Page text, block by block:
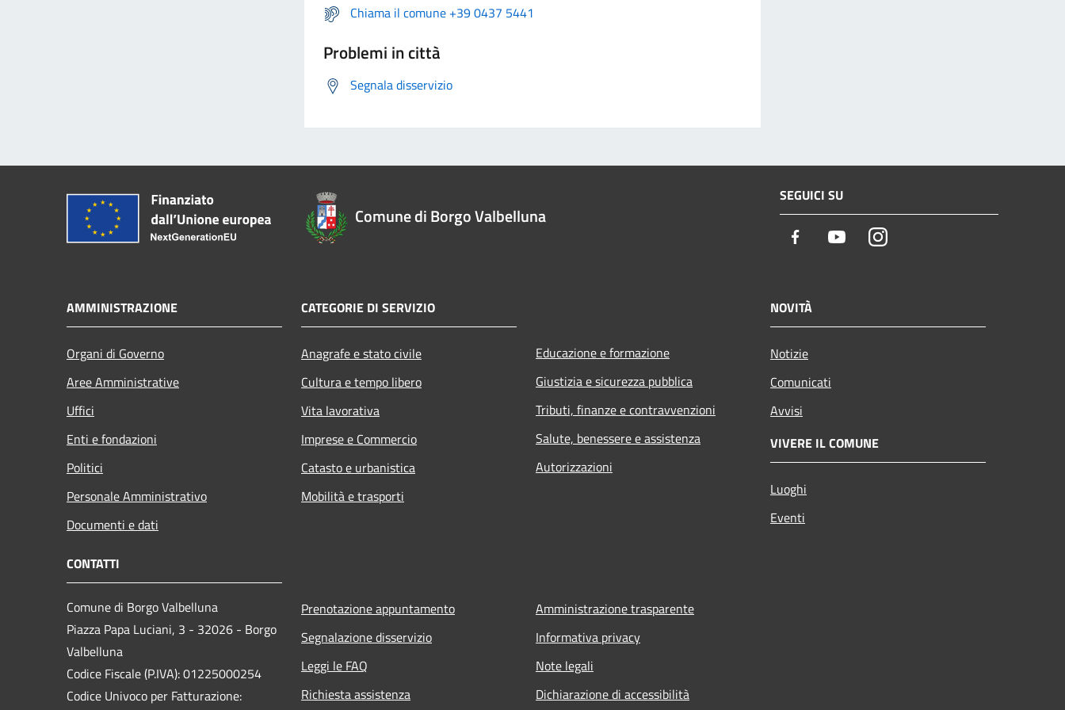
Chiama il comune +39 0437 5441
Problemi in città
Segnala disservizio
Comune di Borgo Valbelluna
SEGUICI SU
Facebook YoutubeInstagram
AMMINISTRAZIONE
Organi di Governo
Aree Amministrative
Uffici
Enti e fondazioni
Politici
Personale Amministrativo
Documenti e dati
CATEGORIE DI SERVIZIO
Anagrafe e stato civile
Cultura e tempo libero
Vita lavorativa
Imprese e Commercio
Catasto e urbanistica
Mobilità e trasporti
Educazione e formazione
Giustizia e sicurezza pubblica
Tributi, finanze e contravvenzioni
Salute, benessere e assistenza
Autorizzazioni
NOVITÀ
Notizie
Comunicati
Avvisi
VIVERE IL COMUNE
Luoghi
Eventi
CONTATTI
Comune di Borgo Valbelluna
Piazza Papa Luciani, 3 - 32026 - Borgo
Valbelluna
Codice Fiscale (P.IVA): 01225000254
Codice Univoco per Fatturazione:
Prenotazione appuntamento
Segnalazione disservizio
Leggi le FAQ
Richiesta assistenza
Amministrazione trasparente
Informativa privacy
Note legali
Dichiarazione di accessibilità